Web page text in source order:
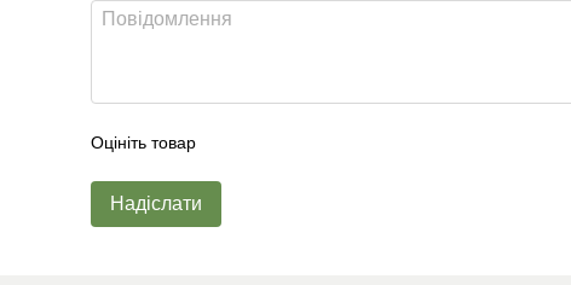
Оцініть товар
Надіслати